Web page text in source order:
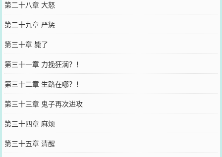
第二十八章 大怒
第二十九章 严惩
第三十章 毙了
第三十一章 力挽狂澜？！
第三十二章 生路在哪？！
第三十三章 鬼子再次进攻
第三十四章 麻烦
第三十五章 清醒